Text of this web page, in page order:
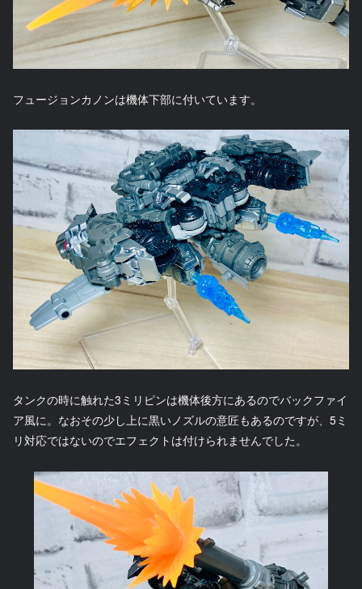
フュージョンカノンは機体下部に付いています。
タンクの時に触れた3ミリピンは機体後方にあるのでバックファイ
ア風に。なおその少し上に黒いノズルの意匠もあるのですが、5ミ
リ対応ではないのでエフェクトは付けられませんでした。